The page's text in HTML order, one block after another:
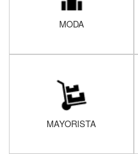
MODA
MAYORISTA